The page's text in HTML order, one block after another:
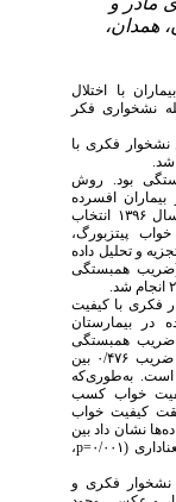
با اختلال
نشخواری فکر
فکری با
بود. روش
که ۱۶۰ نفر از بیماران افسرده
اساسی در بیمارستان فرشچیان همدان در سال ۱۳۹۶ انتخاب
پیتزبورگ،
‌و تحلیل داده­‌
همبستگی
با کیفیت
بیمارستان
همبستگی
پیرسون ارتباط معنادار و مستقیمی با مقدار ضریب ۰/۴۷۶ بین
به‌طوری‌که
خواب کسب
کیفیت خواب
نشان داد بین
(p=۰/۰۰۱،
فکری و